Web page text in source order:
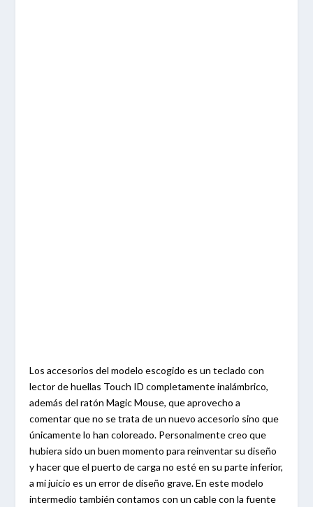
Los accesorios del modelo escogido es un teclado con
lector de huellas Touch ID completamente inalámbrico,
además del ratón Magic Mouse, que aprovecho a
comentar que no se trata de un nuevo accesorio sino que
únicamente lo han coloreado. Personalmente creo que
hubiera sido un buen momento para reinventar su diseño
y hacer que el puerto de carga no esté en su parte inferior,
a mi juicio es un error de diseño grave. En este modelo
intermedio también contamos con un cable con la fuente